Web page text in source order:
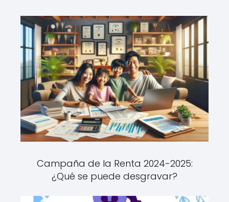
Campaña de la Renta 2024-2025:
¿Qué se puede desgravar?